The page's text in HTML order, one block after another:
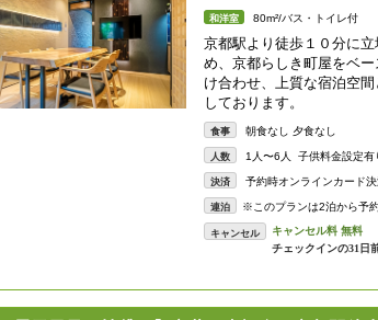
和洋室 80m²/バス・トイレ付
京都駅より徒歩１０分に
め、京都らしき町屋をベ
け合わせ、上質な宿泊空
しております。
食事 朝食なし 夕食なし
人数 1人〜6人 子供料金設定有
決済 予約時オンラインカード
連泊 ※このプランは2泊から予
キャンセル